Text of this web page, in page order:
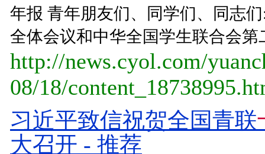
年报 青年朋友们、同学们、同志
全体会议和中华全国学生联合会
http://news.cyol.com/
08/18/
习近平致信祝贺全国青联
大召开 - 推荐